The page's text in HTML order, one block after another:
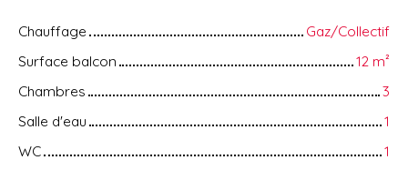
Chauffage
Gaz/Collectif
Surface balcon
12 m²
Chambres
3
Salle d'eau
1
WC
1